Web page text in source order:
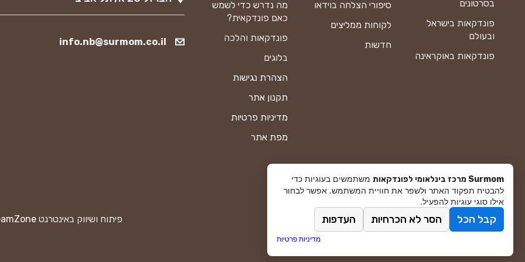
info.nb@surmom.co.il
מה נדרש כדי לשמש
כאם פונדקאית?
פונדקאות והלכה
בלוגים
הצהרת נגישות
תקנון אתר
מדיניות פרטיות
מפת אתר
סיפורי הצלחה בוידאו
לקוחות ממליצים
חדשות
בסרטונים
פונדקאות בישראל
ובעולם
פונדקאות באוקראינה
© סורמום All Rights Reserved 2026 פיתוח ושיווק באינטרנט
Surmom מרכז בינלאומי לפונדקאות
משתמשים בעוגיות כדי
להבטיח תפקוד האתר ולשפר את חוויית המשתמש. אפשר לבחור
אילו סוגי עוגיות להפעיל.
קבל הכל הסר לא הכרחיות העדפות
מדיניות פרטיות